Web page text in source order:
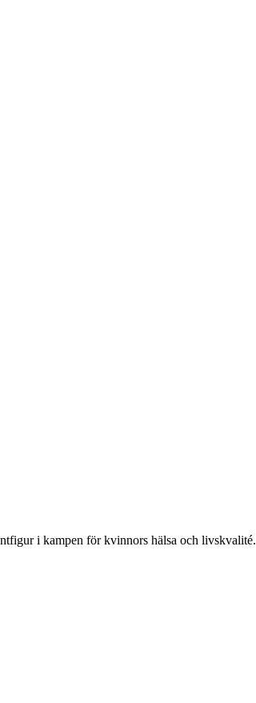
i kampen för kvinnors hälsa och livskvalité.